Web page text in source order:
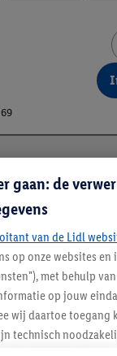
gaan: de
van de Lidl
op onze websites en
met behulp
op jouw
wij daartoe toegang
technisch